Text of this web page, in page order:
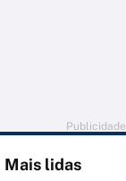
Publicidade
Mais lidas